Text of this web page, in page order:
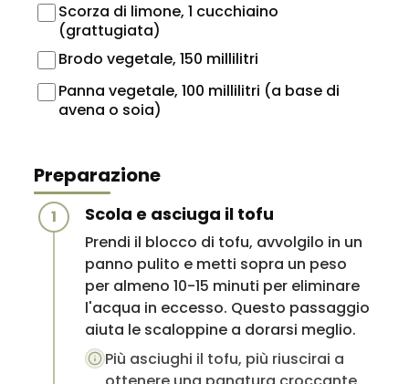
Scorza di limone, 1 cucchiaino
(grattugiata)
Brodo vegetale, 150 millilitri
Panna vegetale, 100 millilitri (a base di
avena o soia)
Preparazione
1 Scola e asciuga il tofu
Prendi il blocco di tofu, avvolgilo in un
panno pulito e metti sopra un peso
per almeno 10-15 minuti per eliminare
l'acqua in eccesso. Questo passaggio
aiuta le scaloppine a dorarsi meglio.
Più asciughi il tofu, più riuscirai a